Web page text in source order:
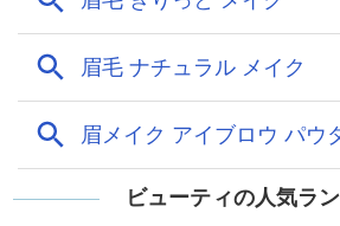
ビューティの人気ラ